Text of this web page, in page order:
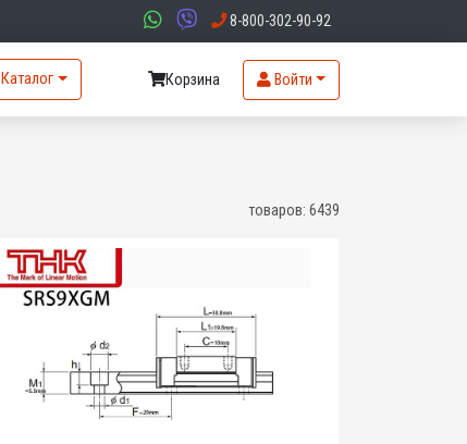
8-800-302-90-92
Каталог Корзина Войти
товаров: 6439